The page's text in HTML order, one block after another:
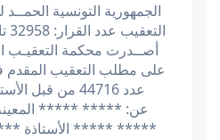
الجمهورية التونسية
أصــدرت محكمة التعقيـب
عدد 44716 من
عن: ***** ***** المعينة
الأستاذة ***** ***** الكائن بعدد ***** *****